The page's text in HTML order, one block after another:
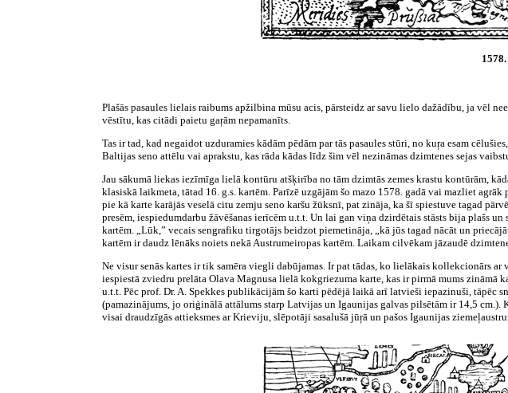
Plašās pasaules lielais raibums apžilbina mūsu acis, pārsteidz ar savu lielo dažādību, ja vēl
vēstītu, kas citādi paietu gaŗām nepamanīts.
Tas ir tad, kad negaidot uzduramies kādām pēdām par tās pasaules stūri, no kuŗa esam
Baltijas seno attēlu vai aprakstu, kas rāda kādas līdz šim vēl nezināmas dzimtenes sejas
Jau sākumā liekas iezīmīga lielā kontūru atšķirība no tām dzimtās zemes krastu kontūrām,
klasiskā laikmeta, tātad 16. g.s. kartēm. Parīzē uzgājām šo mazo 1578. gadā vai mazliet
pie kā karte karājās veselā citu zemju seno karšu žūksnī, pat zināja, ka šī spiestuve tagad
presēm, iespiedumdarbu žāvēšanas ierīcēm u.t.t. Un lai gan viņa dzirdētais stāsts bija plašs
kartēm. „Lūk,” vecais sengrafiku tirgotājs beidzot piemetināja, „kā jūs tagad nācāt un
kartēm ir daudz lēnāks noiets nekā Austrumeiropas kartēm. Laikam cilvēkam jāzaudē
Ne visur senās kartes ir tik samēra viegli dabūjamas. Ir pat tādas, ko lielākais kollekcionārs
iespiestā zviedru prelāta Olava Magnusa lielā kokgriezuma karte, kas ir pirmā mums
u.t.t. Pēc prof. Dr. A. Spekkes publikācijām šo karti pēdējā laikā arī latvieši iepazinuši, tāpēc
(pamazinājums, jo oriģinālā attālums starp Latvijas un Igaunijas galvas pilsētām ir 14,5
visai draudzīgās attieksmes ar Krieviju, slēpotāji sasalušā jūŗā un pašos Igaunijas